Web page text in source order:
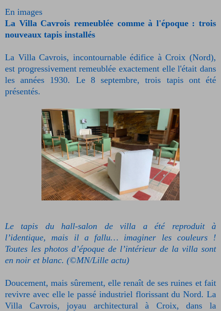
En images
La Villa Cavrois remeublée comme à l'époque : trois
nouveaux tapis installés
La Villa Cavrois, incontournable édifice à Croix (Nord),
est progressivement remeublée exactement elle l'était dans
les années 1930. Le 8 septembre, trois tapis ont été
présentés.
Le tapis du hall-salon de villa a été reproduit à
l’identique, mais il a fallu… imaginer les couleurs !
Toutes les photos d’époque de l’intérieur de la villa sont
en noir et blanc. (©MN/Lille actu)
Doucement, mais sûrement, elle renaît de ses ruines et fait
revivre avec elle le passé industriel florissant du Nord. La
Villa Cavrois, joyau architectural à Croix, dans la